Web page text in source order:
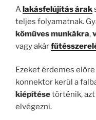
Alakásfelújítás árak
teljes folyamatnak.
kőműves munkákra,
vagy akár
Ezeket érdemes
konnektor kerül a
kiépítésetörténik, azt
elvégezni.